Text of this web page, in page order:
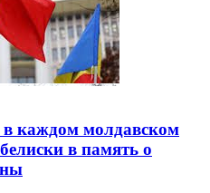
каждом молдавском
в память о